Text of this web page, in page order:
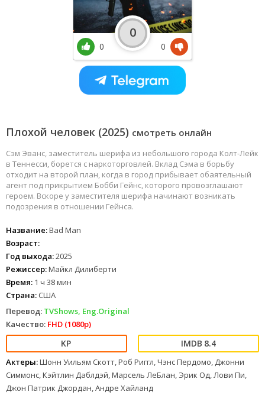
Плохой человек (2025) смотреть онлайн
Сэм Эванс, заместитель шерифа из небольшого города Колт-Лейк
в Теннесси, борется с наркоторговлей. Вклад Сэма в борьбу
отходит на второй план, когда в город прибывает обаятельный
агент под прикрытием Бобби Гейнс, которого провозглашают
героем. Вскоре у заместителя шерифа начинают возникать
подозрения в отношении Гейнса.
Название:Bad Man
Возраст:
Год выхода:2025
Режиссер:Майкл Дилиберти
Время: 1 ч 38 мин
Страна: США
Перевод: TVShows, Eng.Original
Качество: FHD (1080p)
8.4
Актеры:Шонн Уильям Скотт, Роб Риггл, Чэнс Пердомо, Джонни
Симмонс, Кэйтлин Даблдэй, Марсель ЛеБлан, Эрик Од, Лови Пи,
Джон Патрик Джордан, Андре Хайланд
0
0
0